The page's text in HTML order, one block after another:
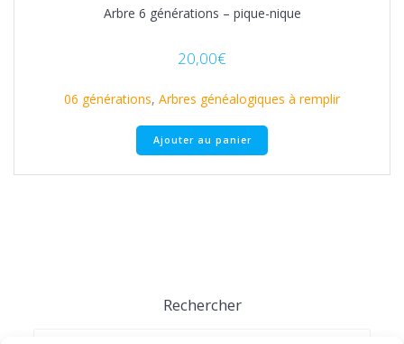
Arbre 6 générations – pique-nique
20,00€
06 générations, Arbres généalogiques à remplir
Ajouter au panier
Rechercher